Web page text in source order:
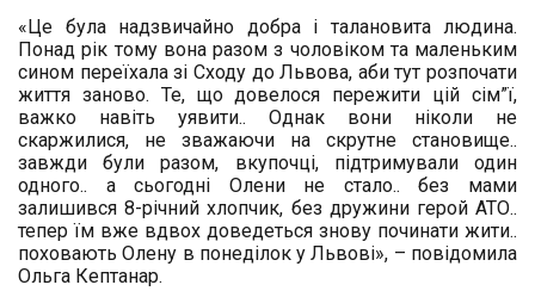
«Це була надзвичайно добра і талановита людина.
Понад рік тому вона разом з чоловіком та маленьким
сином переїхала зі Сходу до Львова, аби тут розпочати
життя заново. Те, що довелося пережити цій сім”ї,
важко навіть уявити.. Однак вони ніколи не
скаржилися, не зважаючи на скрутне становище..
завжди були разом, вкупочці, підтримували один
одного.. а сьогодні Олени не стало.. без мами
залишився 8-річний хлопчик, без дружини герой АТО..
тепер їм вже вдвох доведеться знову починати жити..
поховають Олену в понеділок у Львові», – повідомила
Ольга Кептанар.